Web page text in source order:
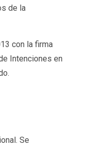
de la
con la firma
Intenciones en
Se